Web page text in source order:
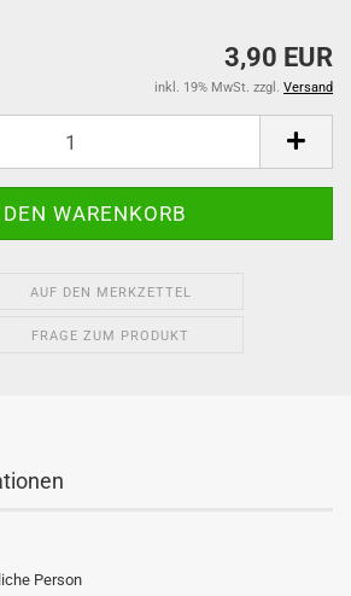
3,90 EUR
inkl. 19% MwSt. zzgl. Versand
AUF DEN MERKZETTEL
FRAGE ZUM PRODUKT
Person